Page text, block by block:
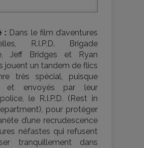
: Dans le film d’aventures
R.I.P.D. Brigade
Jeff Bridges et Ryan
jouent un tandem de flics
très spécial, puisque
et envoyés par leur
le R.I.P.D. (Rest in
pour protéger
d’une recrudescence
néfastes qui refusent
tranquillement dans